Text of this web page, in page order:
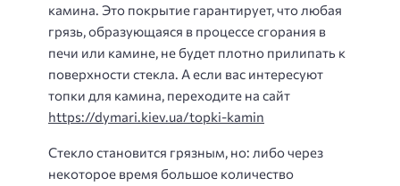
камина. Это покрытие гарантирует, что любая
грязь, образующаяся в процессе сгорания в
печи или камине, не будет плотно прилипать к
поверхности стекла. А если вас интересуют
топки для камина, переходите на сайт
https://dymari.kiev.ua/topki-kamin
Стекло становится грязным, но: либо через
некоторое время большое количество